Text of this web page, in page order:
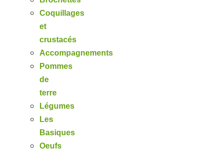
Coquillages
et
crustacés
Accompagnements
Pommes
de
terre
Légumes
Les
Basiques
Oeufs